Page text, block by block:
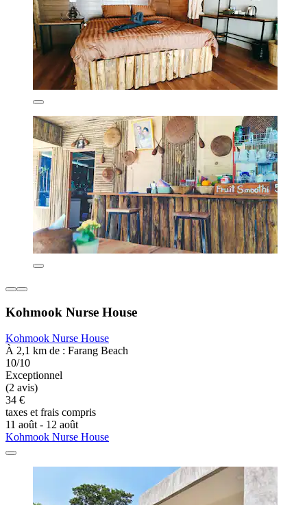
Kohmook Nurse House
Kohmook Nurse House
À 2,1 km de : Farang Beach
10/10
Exceptionnel
(2 avis)
34 €
taxes et frais compris
11 août - 12 août
Kohmook Nurse House